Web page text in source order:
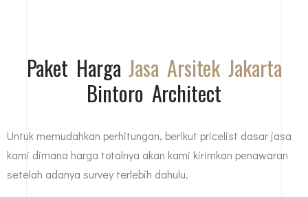
Paket HargaJasa Arsitek Jakarta
Bintoro Architect
Untuk memudahkan perhitungan, berikut pricelist dasar jasa
kami dimana harga totalnya akan kami kirimkan penawaran
setelah adanya survey terlebih dahulu.